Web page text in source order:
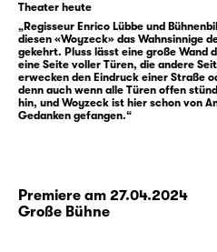
Die psychiatrischen
zum Fall Woyzeck
der Quellen zu
andererseits eine
nimmt. Schlaglichtartig
in einen grellen Fokus.
Fragment geblieben —
Theater heute
„Regisseur Enrico Lübbe und
diesen «Woyzeck» das Wahnsinnige
gekehrt. Pluss lässt eine große Wand
eine Seite voller Türen, die andere
erwecken den Eindruck einer Straße
denn auch wenn alle Türen offen
hin, und Woyzeck ist hier schon von
Gedanken gefangen.“
Premiere am 27.04.2024
Große Bühne